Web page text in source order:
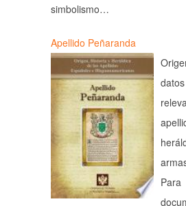
simbolismo…
Apellido Peñaranda